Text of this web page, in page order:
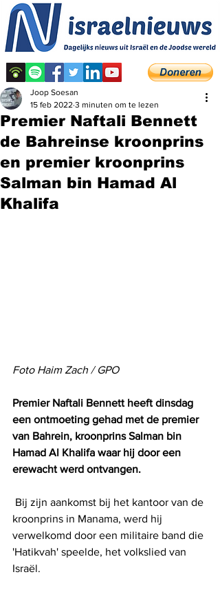
Premier Naftali Bennett
de Bahreinse kroonprins
en premier kroonprins
Salman bin Hamad Al
Khalifa
Joop Soesan
15 feb 2022 3 minuten om te lezen
Foto Haim Zach / GPO
Premier Naftali Bennett heeft dinsdag
een ontmoeting gehad met de premier
van Bahrein, kroonprins Salman bin
Hamad Al Khalifa waar hij door een
erewacht werd ontvangen.
kroonprins in Manama, werd hij
verwelkomd door een militaire band die
'Hatikvah' speelde, het volkslied van
Israël.